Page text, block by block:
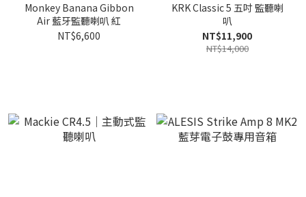
Monkey Banana Gibbon
Air 藍牙監聽喇叭 紅
NT$6,600
KRK Classic 5 五吋 監聽喇
叭
NT$11,900
NT$14,000